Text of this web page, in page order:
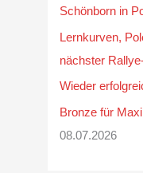
Schönborn in
Lernkurven,
nächster
Wieder
Bronze für
08.07.2026